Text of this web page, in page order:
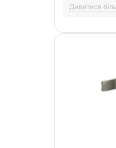
Материал
Материал
Дивитися